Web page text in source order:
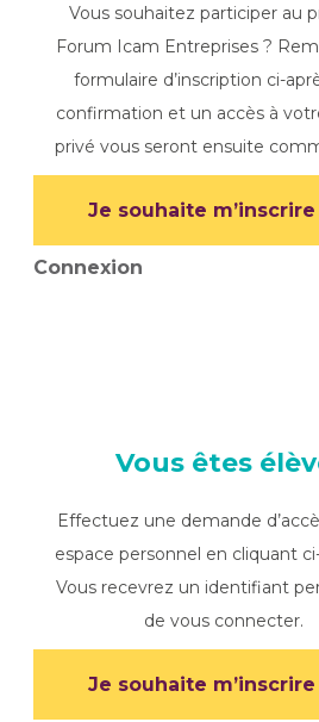
Vous souhaitez participer au
Forum Icam Entreprises ?
formulaire d’inscription ci-
confirmation et un accès à
privé vous seront ensuite
Je souhaite m’inscrire
Connexion
Vous êtes
Effectuez une demande
espace personnel en cliquant
Vous recevrez un identifiant
de vous connecter.
Je souhaite m’inscrire